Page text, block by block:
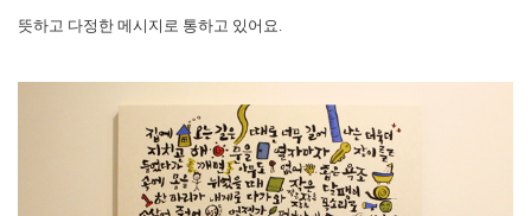
뜻하고 다정한 메시지로 통하고 있어요.